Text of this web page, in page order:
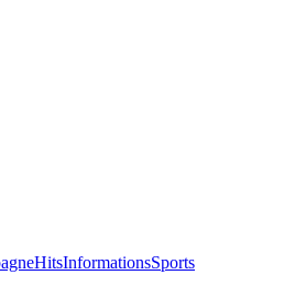
HitsInformationsSports